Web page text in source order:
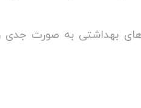
های بهداشتی به صورت